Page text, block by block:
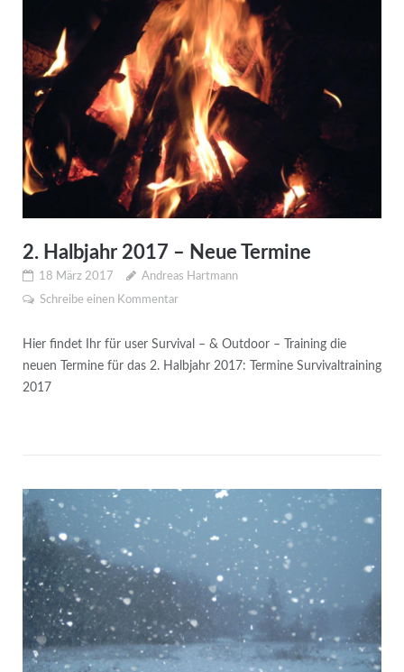
2. Halbjahr 2017 – Neue Termine
18 März 2017
Andreas Hartmann
Schreibe einen Kommentar
Hier findet Ihr für user Survival – & Outdoor – Training die
neuen Termine für das 2. Halbjahr 2017: Termine Survivaltraining
2017